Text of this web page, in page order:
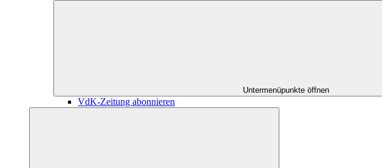
Untermenüpunkte öffnen
VdK-Zeitung abonnieren